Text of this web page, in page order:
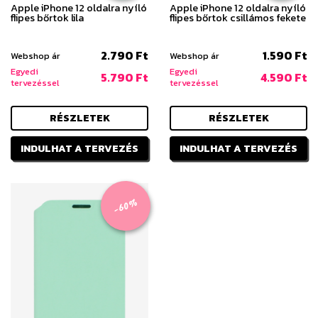
Apple iPhone 12 oldalra nyíló
flipes bőrtok lila
Webshop ár 2.790 Ft
Egyedi
tervezéssel
5.790 Ft
RÉSZLETEK
INDULHAT A TERVEZÉS
Apple iPhone 12 oldalra nyíló
flipes bőrtok csillámos fekete
Webshop ár 1.590 Ft
Egyedi
tervezéssel
4.590 Ft
RÉSZLETEK
INDULHAT A TERVEZÉS
-60%